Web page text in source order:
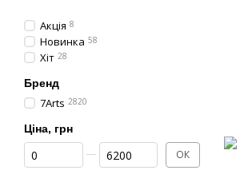
Акція 8
Новинка 58
Хіт 28
Бренд
7Arts 2820
Ціна, грн
Від Ціна, грн
До Ціна, грн ОК